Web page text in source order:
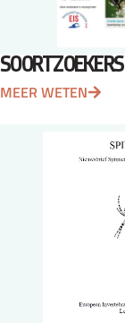
SOORTZOEKERS
MEER WETEN